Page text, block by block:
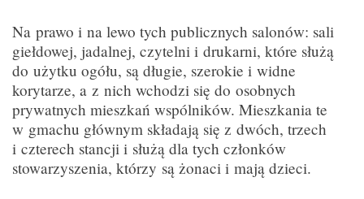
Na prawo i na lewo tych publicznych salonów: sali
giełdowej, jadalnej, czytelni i drukarni, które służą
do użytku ogółu, są długie, szerokie i widne
korytarze, a z nich wchodzi się do osobnych
prywatnych mieszkań wspólników. Mieszkania te
w gmachu głównym składają się z dwóch, trzech
i czterech stancji i służą dla tych członków
stowarzyszenia, którzy są żonaci i mają dzieci.